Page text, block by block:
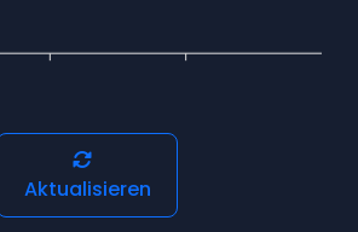
Aktualisieren